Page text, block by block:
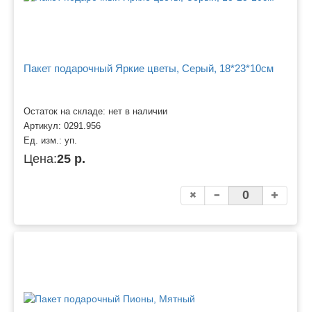
Пакет подарочный Яркие цветы, Серый, 18*23*10см
Остаток на складе: нет в наличии
Артикул: 0291.956
Ед. изм.: уп.
Цена:25 р.